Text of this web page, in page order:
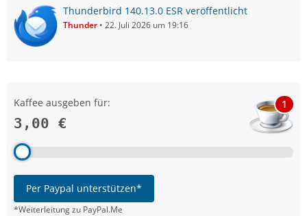
Thunderbird 140.13.0 ESR veröffentlicht
Thunder 22. Juli 2026 um 19:16
Kaffee ausgeben für:
3,00 €
1
Per Paypal unterstützen*
*Weiterleitung zu PayPal.Me